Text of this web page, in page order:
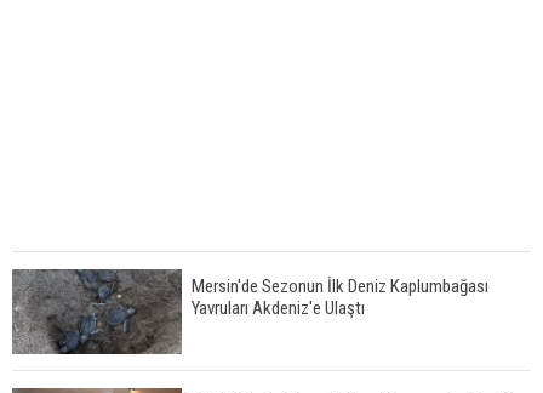
Mersin'de Sezonun İlk Deniz Kaplumbağası
Yavruları Akdeniz'e Ulaştı